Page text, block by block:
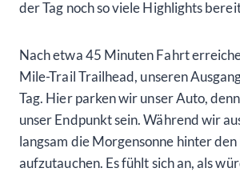
der Tag noch so viele Highlights
Nach etwa 45 Minuten Fahrt
Mile-Trail Trailhead, unseren
Tag. Hier parken wir unser Auto,
unser Endpunkt sein. Während wir
langsam die Morgensonne hinter
aufzutauchen. Es fühlt sich an, als